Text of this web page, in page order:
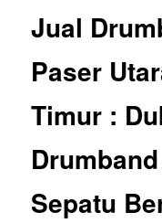
Jual
Paser
Timur :
Sepatu